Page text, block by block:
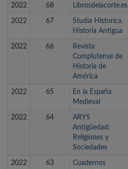
2022 68 Librosdelacorte.es
2022 67
Studia Historica.
Historia Antigua
2022 66
Revista
Complutense de
Historia de
América
2022 65
En la España
Medieval
2022 64
ARYS
Antigüedad:
Religiones y
Sociedades
2022 63
Cuadernos